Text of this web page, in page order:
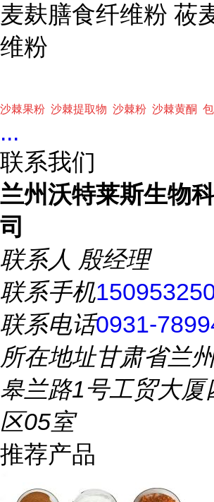
麦麸膳食纤维粉 莜
维粉
沙棘果粉 沙棘提取物 沙棘粉 沙棘黄酮
...
联系我们
兰州沃特莱斯生物
司
联系人 殷经理
联系手机
联系电话0931-
所在地址甘肃省兰
皋兰路1号工贸大厦
区05室
推荐产品